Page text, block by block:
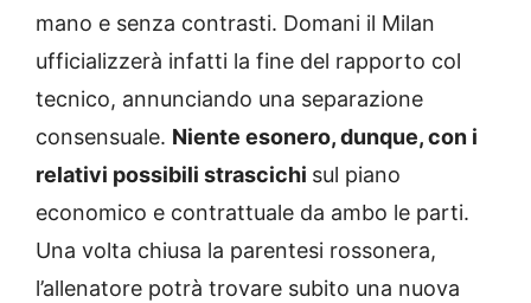
mano e senza contrasti. Domani il Milan
ufficializzerà infatti la fine del rapporto col
tecnico, annunciando una separazione
consensuale. Niente esonero, dunque, con i
relativi possibili strascichi sul piano
economico e contrattuale da ambo le parti.
Una volta chiusa la parentesi rossonera,
l’allenatore potrà trovare subito una nuova